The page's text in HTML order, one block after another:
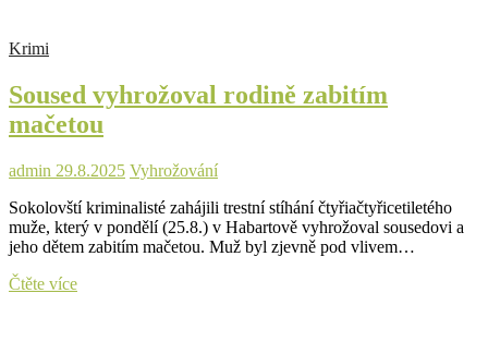
Krimi
Soused vyhrožoval rodině zabitím
mačetou
admin 29.8.2025 Vyhrožování
Sokolovští kriminalisté zahájili trestní stíhání čtyřiačtyřicetiletého
muže, který v pondělí (25.8.) v Habartově vyhrožoval sousedovi a
jeho dětem zabitím mačetou. Muž byl zjevně pod vlivem…
Čtěte víceSoused